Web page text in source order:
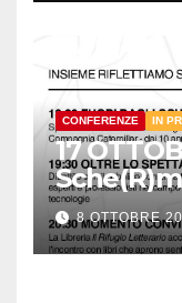
CONFERENZE IN
17
8 OTTOBRE